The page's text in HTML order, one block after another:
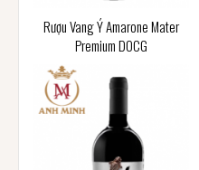
Rượu Vang Ý Amarone Mater
Premium DOCG